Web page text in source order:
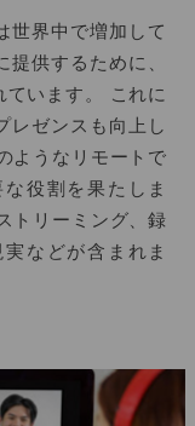
世界中で増加して
供するために、
います。 これに
レゼンスも向上し
ようなリモートで
役割を果たしま
トリーミング、録
などが含まれま